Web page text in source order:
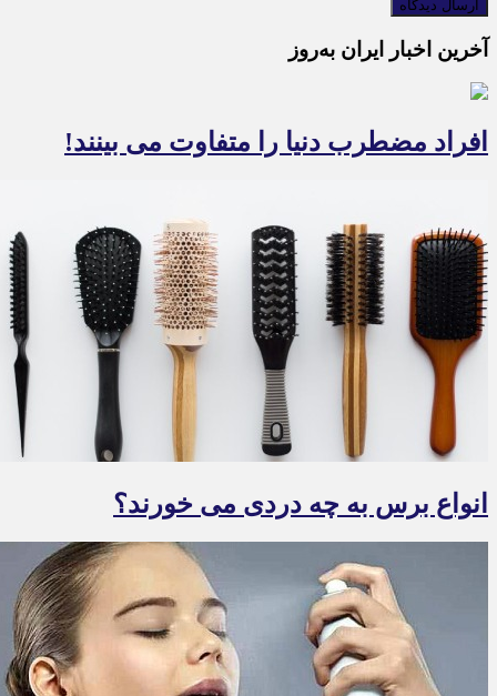
آخرین اخبار ایران به‌روز
افراد مضطرب دنیا را متفاوت می بینند!
انواع برس به چه دردی می خورند؟